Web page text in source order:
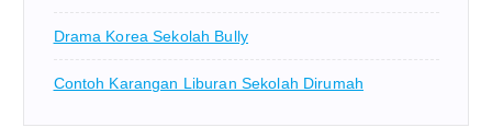
Drama Korea Sekolah Bully
Contoh Karangan Liburan Sekolah Dirumah